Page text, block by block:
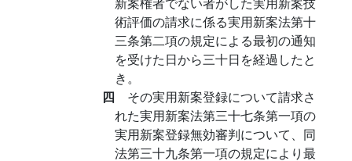
術評価の請求に係る実用新案法第十
三条第二項の規定による最初の通知
を受けた日から三十日を経過したと
き。
四 その実用新案登録について請求さ
れた実用新案法第三十七条第一項の
実用新案登録無効審判について、同
法第三十九条第一項の規定により最